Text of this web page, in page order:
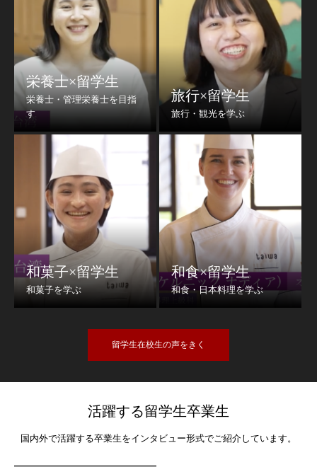
栄養士×留学生
旅行×留学生
和菓子×留学生 和食×留学生
留学生在校生の声をきく
活躍する留学生卒業生
国内外で活躍する卒業生をインタビュー形式でご紹介しています。